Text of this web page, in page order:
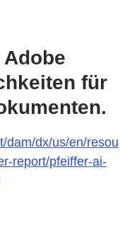
für
dam/dx/us/en/resou
report/pfeiffer-ai-